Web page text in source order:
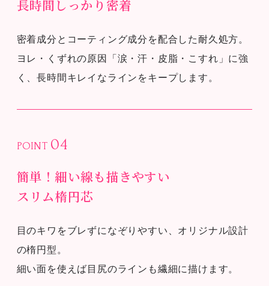
長時間しっかり密着
密着成分とコーティング成分を配合した耐久処方。
ヨレ・くずれの原因「涙・汗・皮脂・こすれ」に強
く、長時間キレイなラインをキープします。
POINT 04
簡単！細い線も描きやすい
スリム楕円芯
目のキワをブレずになぞりやすい、オリジナル設計
の楕円型。
細い面を使えば目尻のラインも繊細に描けます。